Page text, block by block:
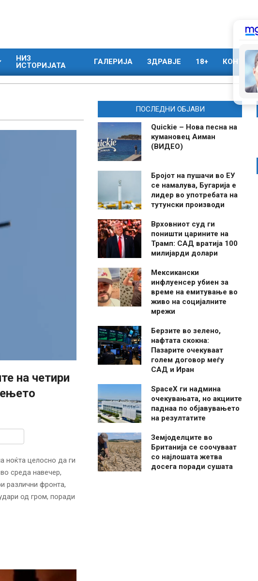
НИЗ
ИСТОРИЈАТА
ГАЛЕРИЈА ЗДРАВЈЕ 18+ КОНТАКТ
на четири
ноќта целосно да ги
среда навечер,
различни фронта,
од гром, поради
ПОСЛЕДНИ ОБЈАВИ
Quickie – Нова песна на
кумановец Аиман
(ВИДЕО)
Бројот на пушачи во ЕУ
се намалува, Бугарија е
лидер во употребата на
тутунски производи
Врховниот суд ги
поништи царините на
Трамп: САД вратија 100
милијарди долари
Мексикански
инфлуенсер убиен за
време на емитување во
живо на социјалните
мрежи
Берзите во зелено,
нафтата скокна:
Пазарите очекуваат
голем договор меѓу
САД и Иран
SpaceX ги надмина
очекувањата, но акциите
паднаа по објавувањето
на резултатите
Земјоделците во
Британија се соочуваат
со најлошата жетва
досега поради сушата